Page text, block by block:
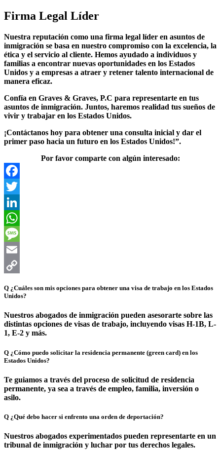
Firma Legal Líder
Nuestra reputación como una firma legal líder en asuntos de
inmigración se basa en nuestro compromiso con la excelencia, la
ética y el servicio al cliente. Hemos ayudado a individuos y
familias a encontrar nuevas oportunidades en los Estados
Unidos y a empresas a atraer y retener talento internacional de
manera eficaz.
Confía en Graves & Graves, P.C para representarte en tus
asuntos de inmigración. Juntos, haremos realidad tus sueños de
vivir y trabajar en los Estados Unidos.
¡Contáctanos hoy para obtener una consulta inicial y dar el
primer paso hacia un futuro en los Estados Unidos!”.
Por favor comparte con algún interesado:
Q ¿Cuáles son mis opciones para obtener una visa de trabajo en los Estados
Unidos?
Nuestros abogados de inmigración pueden asesorarte sobre las
distintas opciones de visas de trabajo, incluyendo visas H-1B, L-
1, E-2 y más.
Q ¿Cómo puedo solicitar la residencia permanente (green card) en los
Estados Unidos?
Te guiamos a través del proceso de solicitud de residencia
permanente, ya sea a través de empleo, familia, inversión o
asilo.
Q ¿Qué debo hacer si enfrento una orden de deportación?
Nuestros abogados experimentados pueden representarte en un
tribunal de inmigración y luchar por tus derechos legales.